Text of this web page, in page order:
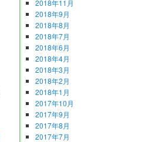
2018年11月
2018年9月
2018年8月
2018年7月
2018年6月
2018年4月
2018年3月
2018年2月
2018年1月
2017年10月
2017年9月
2017年8月
2017年7月